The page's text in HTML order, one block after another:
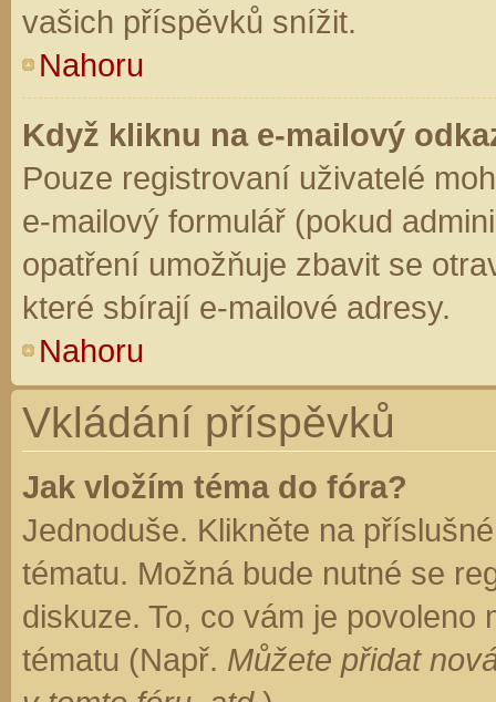
vašich příspěvků snížit.
Nahoru
Když kliknu na e-mailový
Pouze registrovaní uživatelé
e-mailový formulář (pokud
opatření umožňuje zbavit se
které sbírají e-mailové adresy.
Nahoru
Vkládání příspěvků
Jak vložím téma do fóra?
Jednoduše. Klikněte na
tématu. Možná bude nutné se
diskuze. To, co vám je
tématu (Např. Můžete přidat